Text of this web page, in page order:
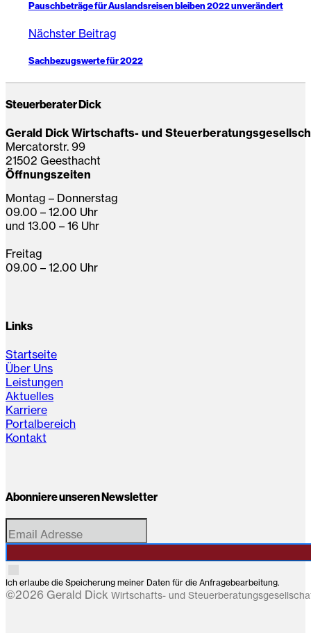
Pauschbeträge für Auslandsreisen bleiben 2022 unverändert
Nächster Beitrag
Sachbezugswerte für 2022
Steuerberater Dick
Gerald Dick Wirtschafts- und
Mercatorstr. 99
21502 Geesthacht
Öffnungszeiten
Montag – Donnerstag
09.00 – 12.00 Uhr
und 13.00 – 16 Uhr
Freitag
09.00 – 12.00 Uhr
Links
Startseite
Über Uns
Leistungen
Aktuelles
Karriere
Portalbereich
Kontakt
Abonniere unseren Newsletter
Ich erlaube die Speicherung meiner Daten für die Anfragebearbeitung.
©2026 Gerald Dick Wirtschafts- und